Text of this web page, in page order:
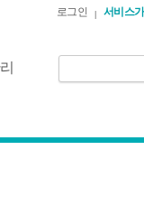
로그인 서비스